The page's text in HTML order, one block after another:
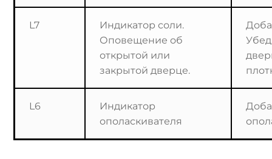
L7
Индикатор соли.
Оповещение об
открытой или
закрытой дверце.
L6
Индикатор
ополаскивателя